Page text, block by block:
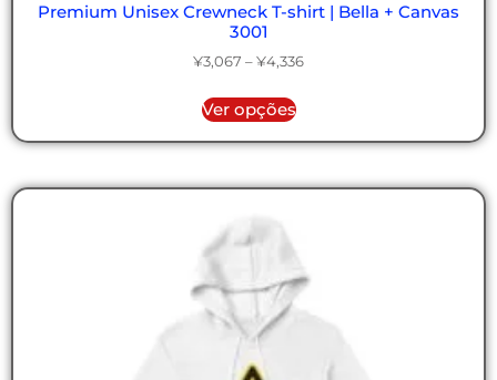
Premium Unisex Crewneck T-shirt | Bella + Canvas
3001
¥3,067 – ¥4,336
Ver opções